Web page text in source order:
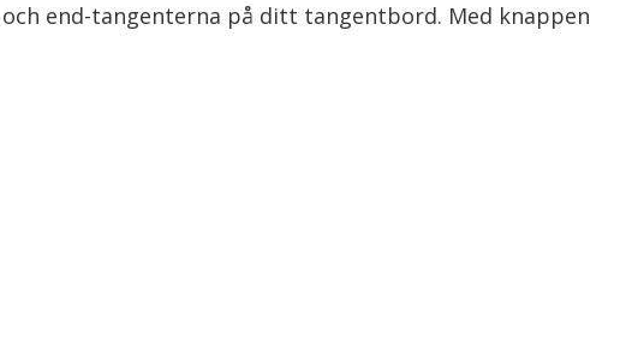
end-tangenterna på ditt tangentbord. Med knappen